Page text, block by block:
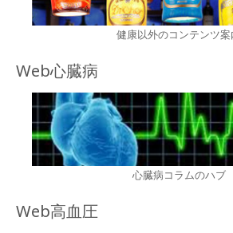
健康以外のコンテンツ案
Web心臓病
心臓病コラムのハブ
Web高血圧